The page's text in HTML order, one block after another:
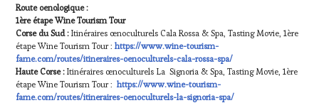
Route oenologique :
1ère étape Wine Tourism Tour
Corse du Sud : Itinéraires œnoculturels Cala Rossa & Spa, Tasting Movie, 1ère
étape Wine Tourism Tour :https://www.wine-tourism-
fame.com/routes/itineraires-oenoculturels-cala-rossa-spa/
Haute Corse :Itinéraires œnoculturels La Signoria & Spa, Tasting Movie, 1ère
étape Wine Tourism Tour :https://www.wine-tourism-
fame.com/routes/itineraires-oenoculturels-la-signoria-spa/